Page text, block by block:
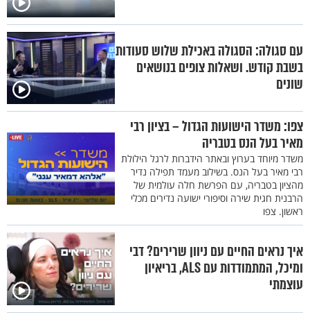
עם סגולה: הסגולה באכילת שלוש סעודות
בשבת קודש. ושאלות צופים בנושאים
שונים
צפו: משדר הישועות הגדול – בציון רבי
מאיר בעל הנס בטבריה
משדר מיוחד בערוץ ובאתר הידברות לרגל הילולת
רבי מאיר בעל הנס. בשילוב מעמד תפילה נדיר
מהציון בטבריה, עם הפרשת חלה עולמית של
הרבנית חגית שירה וסיפורי ישועה נדירים מכלי
ראשון. צפו
איך נראים החיים עם ניוון שרירים? דבי
ומיכל, המתמודדות עם ALS, בריאיון
עוצמתי